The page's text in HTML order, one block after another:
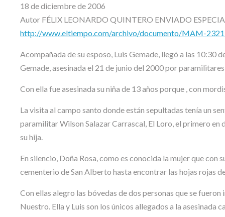
18 de diciembre de 2006
Autor FÉLIX LEONARDO QUINTERO ENVIADO
http://www.eltiempo.com/archivo/documento/MAM-
Acompañada de su esposo, Luis Gemade, llegó a las 10:30
Gemade, asesinada el 21 de junio del 2000 por
Con ella fue asesinada su niña de 13 años porque , con
La visita al campo santo donde están sepultadas tenía un
paramilitar Wilson Salazar Carrascal, El Loro, el primero
su hija.
En silencio, Doña Rosa, como es conocida la mujer que
cementerio de San Alberto hasta encontrar las hojas rojas
Con ellas alegro las bóvedas de dos personas que se
Nuestro. Ella y Luis son los únicos allegados a la